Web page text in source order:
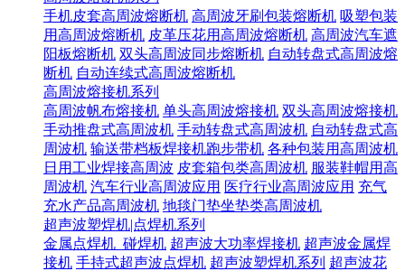
手机皮套高周波熔断机 高周波牙刷包装熔断机 吸塑包装
用高周波熔断机 皮革压花用高周波熔断机 高周波汽车遮
阳板熔断机 双头高周波同步熔断机 自动转盘式高周波熔
断机 自动连续式高周波熔断机
高周波熔接机系列
高周波帆布熔接机 单头高周波熔接机 双头高周波熔接机
手动推盘式高周波机 手动转盘式高周波机 自动转盘式高
周波机 输送带档板焊接机跑步带机 各种包装用高周波机
日用工业焊接高周波 皮套箱包类高周波机 服装鞋帽用高
周波机 汽车行业高周波应用 医疗行业高周波应用 充气
充水产品高周波机 地毯门垫坐垫类高周波机
超声波塑焊机|点焊机系列
金属点焊机_碰焊机 超声波大功率焊接机 超声波金属焊
接机 手持式超声波点焊机 超声波塑焊机系列 超声波花